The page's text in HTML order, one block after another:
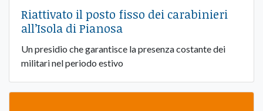
Riattivato il posto fisso dei carabinieri
all’Isola di Pianosa
Un presidio che garantisce la presenza costante dei
militari nel periodo estivo